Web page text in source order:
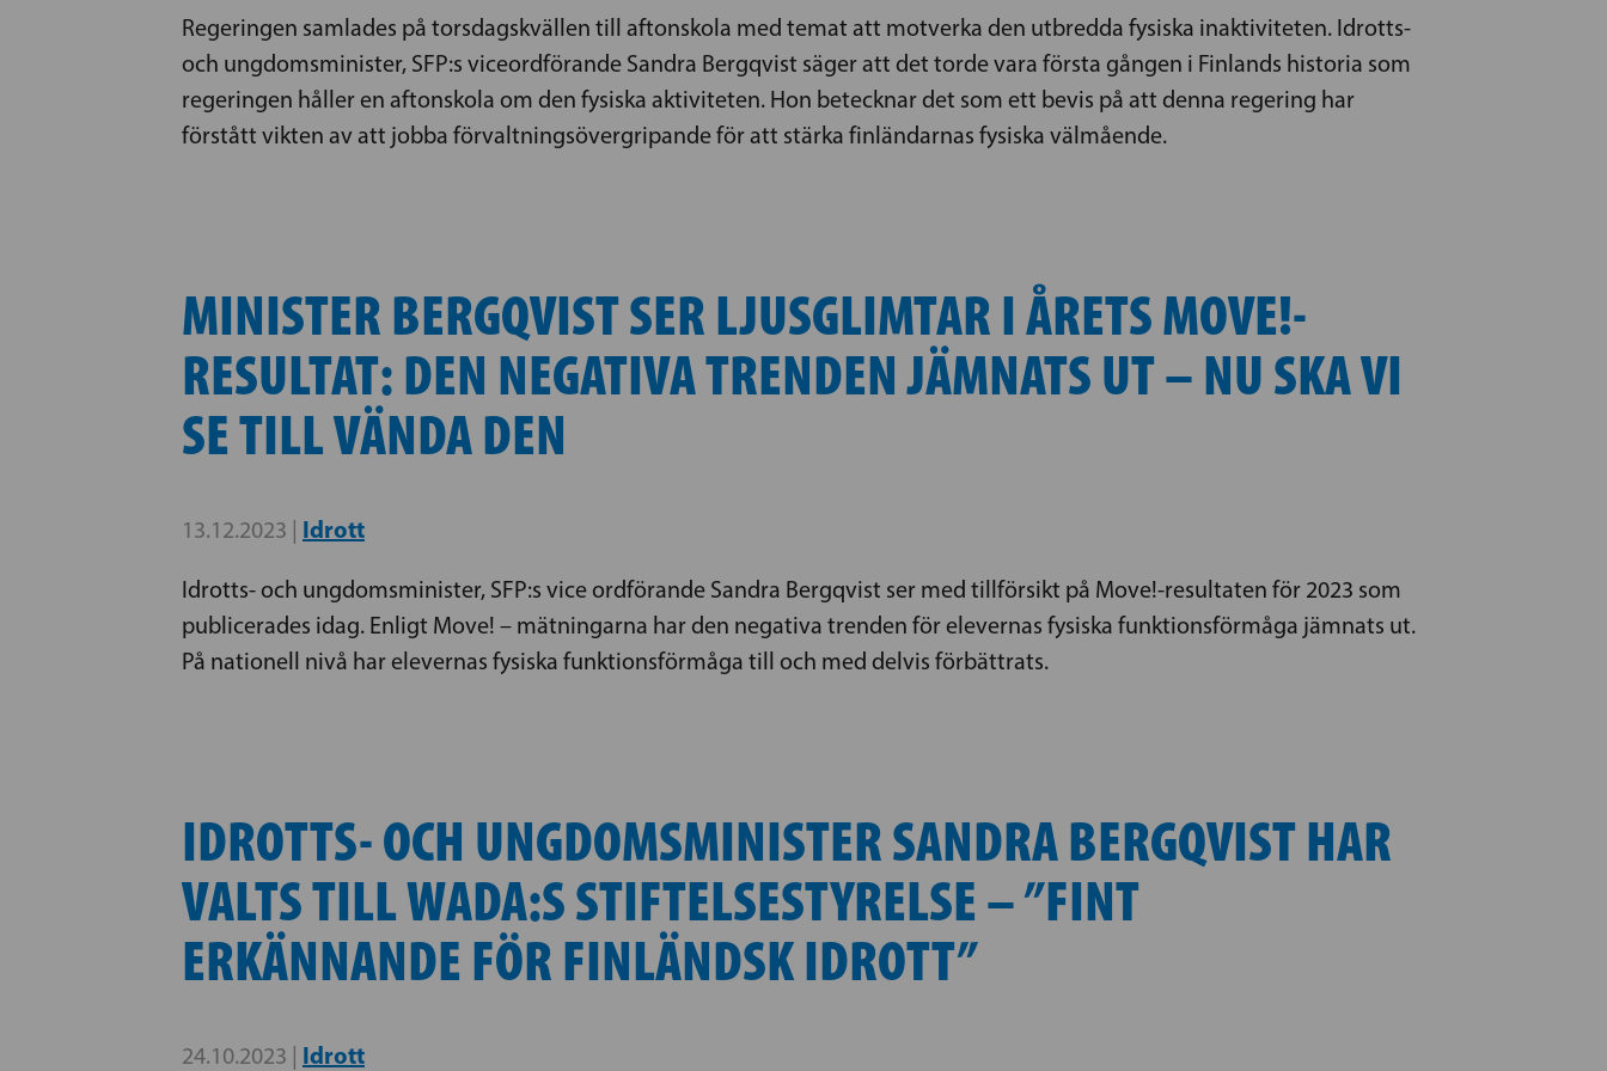
Regeringen samlades på torsdagskvällen till aftonskola med temat att motverka den utbredda fysiska inaktiviteten. Idrotts-
och ungdomsminister, SFP:s viceordförande Sandra Bergqvist säger att det torde vara första gången i Finlands historia som
regeringen håller en aftonskola om den fysiska aktiviteten. Hon betecknar det som ett bevis på att denna regering har
förstått vikten av att jobba förvaltningsövergripande för att stärka finländarnas fysiska välmående.
MINISTER BERGQVIST SER LJUSGLIMTAR I ÅRETS MOVE!-
RESULTAT: DEN NEGATIVA TRENDEN JÄMNATS UT – NU SKA VI
SE TILL VÄNDA DEN
13.12.2023 | Idrott
Idrotts- och ungdomsminister, SFP:s vice ordförande Sandra Bergqvist ser med tillförsikt på Move!-resultaten för 2023 som
publicerades idag. Enligt Move! – mätningarna har den negativa trenden för elevernas fysiska funktionsförmåga jämnats ut.
På nationell nivå har elevernas fysiska funktionsförmåga till och med delvis förbättrats.
IDROTTS- OCH UNGDOMSMINISTER SANDRA BERGQVIST HAR
VALTS TILL WADA:S STIFTELSESTYRELSE – ”FINT
ERKÄNNANDE FÖR FINLÄNDSK IDROTT”
24.10.2023 | Idrott